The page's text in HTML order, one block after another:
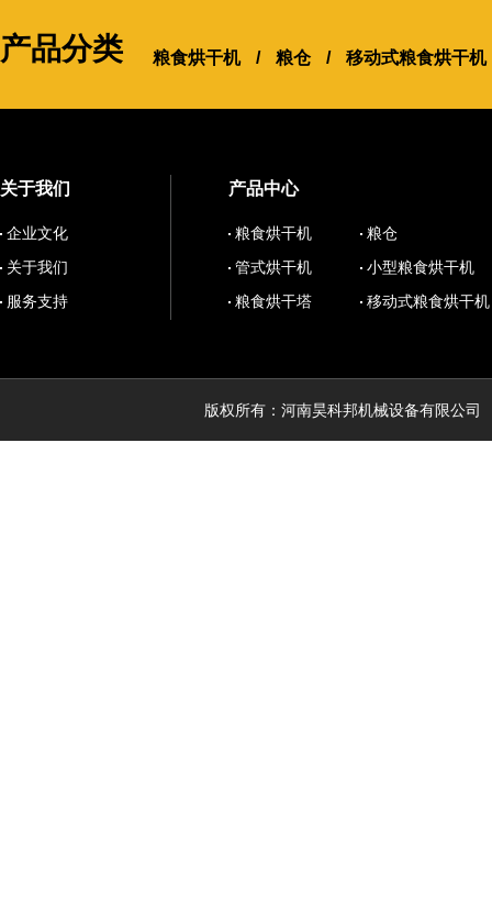
产品分类 粮食烘干机 / 粮仓 / 移动式粮食烘干机
关于我们
企业文化
关于我们
服务支持
产品中心
粮食烘干机
粮仓
管式烘干机
小型粮食烘干机
粮食烘干塔
移动式粮食烘干机
版权所有：河南昊科邦机械设备有限公